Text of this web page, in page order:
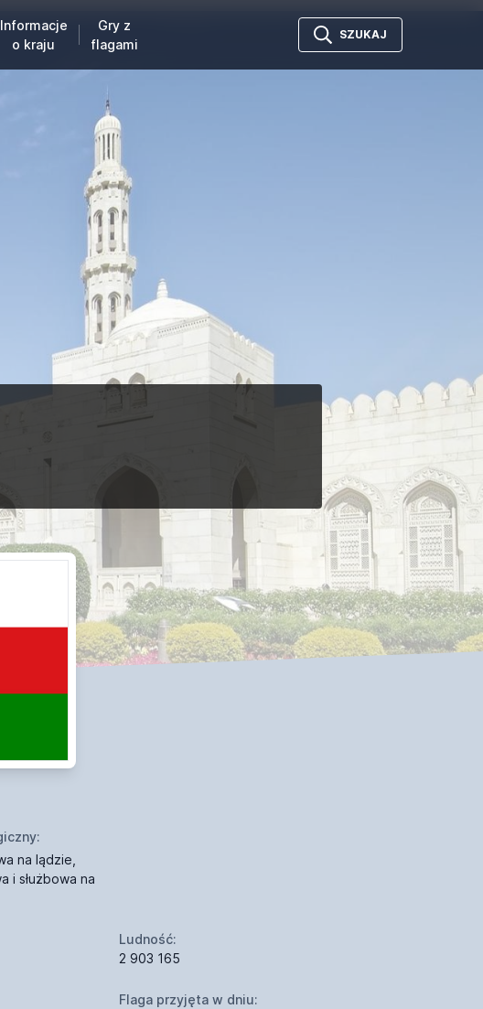
Informacje
o kraju
Gry z
flagami
SZUKAJ
na lądzie,
i służbowa na
Ludność:
2 903 165
Flaga przyjęta w dniu: